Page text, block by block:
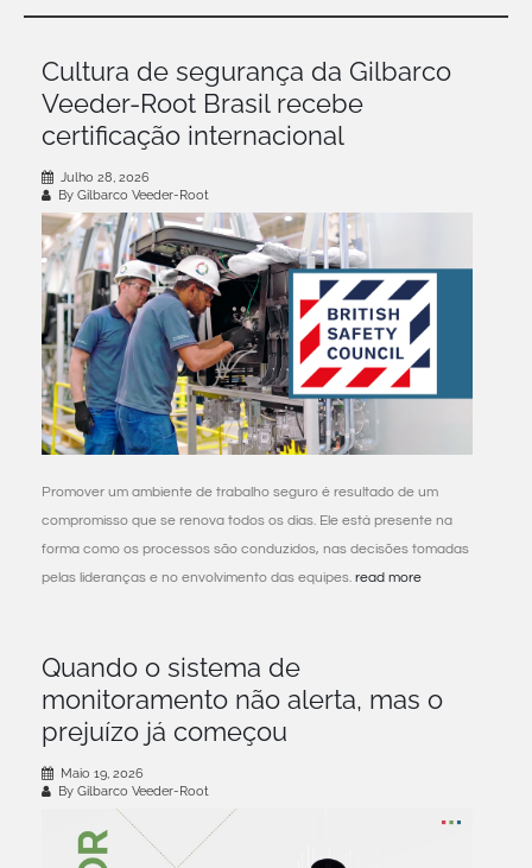
Cultura de segurança da Gilbarco
Veeder-Root Brasil recebe
certificação internacional
Julho 28, 2026
By Gilbarco Veeder-Root
Promover um ambiente de trabalho seguro é resultado de um
compromisso que se renova todos os dias. Ele está presente na
forma como os processos são conduzidos, nas decisões tomadas
pelas lideranças e no envolvimento das equipes. read more
Quando o sistema de
monitoramento não alerta, mas o
prejuízo já começou
Maio 19, 2026
By Gilbarco Veeder-Root